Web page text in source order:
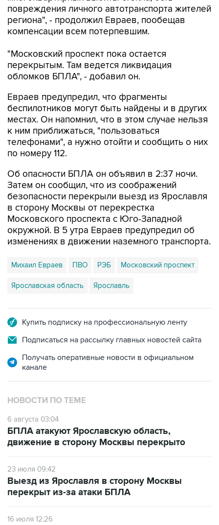
повреждения личного автотранспорта жителей
региона", - продолжил Евраев, пообещав
компенсации всем потерпевшим.
"Московский проспект пока остается
перекрытым. Там ведется ликвидация
обломков БПЛА", - добавил он.
Евраев предупредил, что фрагменты
беспилотников могут быть найдены и в других
местах. Он напомнил, что в этом случае нельзя
к ним приближаться, "пользоваться
телефонами", а нужно отойти и сообщить о них
по номеру 112.
Об опасности БПЛА он объявил в 2:37 ночи.
Затем он сообщил, что из соображений
безопасности перекрыли выезд из Ярославля
в сторону Москвы от перекрестка
Московского проспекта с Юго-Западной
окружной. В 5 утра Евраев предупредил об
изменениях в движении наземного транспорта.
Михаил Евраев ПВО РЭБ Московский проспект
Ярославская область Ярославль
Купить подписку на профессиональную ленту
Подписаться на рассылку главных новостей сайта
Получать оперативные новости в официальном
канале
НОВОСТИ ПО ТЕМЕ
6 августа 03:04
БПЛА атакуют Ярославскую область,
движение в сторону Москвы перекрыто
23 июля 09:42
Выезд из Ярославля в сторону Москвы
перекрыт из-за атаки БПЛА
16 июля 12:26